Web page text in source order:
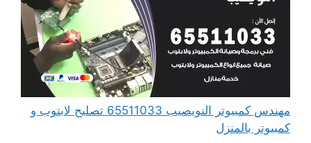
مهندس كمبيوتر النويصيب 65511033 تصليح لابتوب و
كمبيوتر بالمنزل